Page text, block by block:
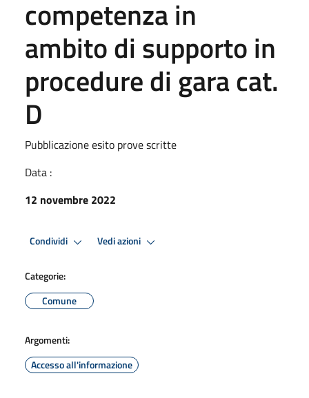
competenza in
ambito di supporto in
procedure di gara cat.
D
Pubblicazione esito prove scritte
Data :
12 novembre 2022
Condividi Vedi azioni
Categorie:
Comune
Argomenti:
Accesso all'informazione